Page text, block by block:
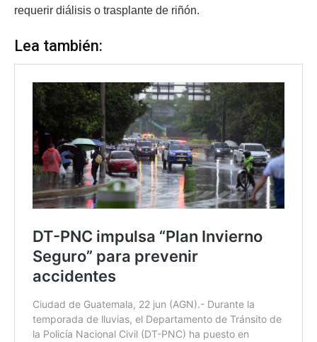
requerir diálisis o trasplante de riñón.
Lea también: